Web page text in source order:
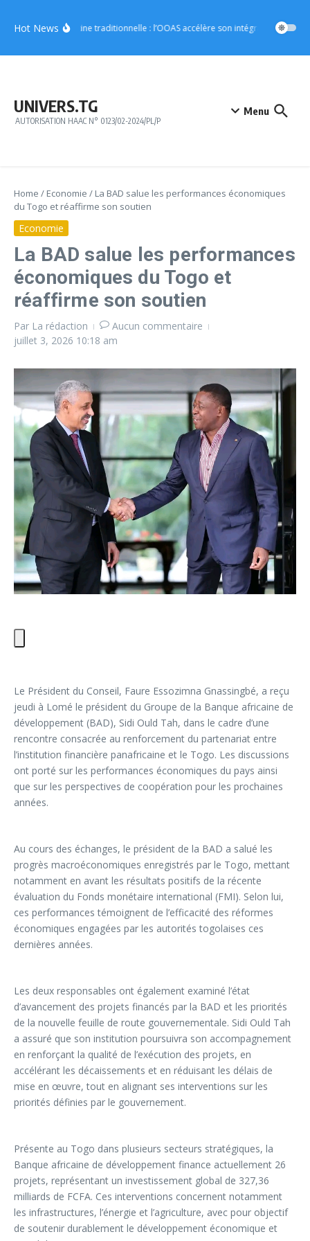
Hot NewsMédecine traditionnelle : l’OOAS accélère son intégration dans
UNIVERS.TG
AUTORISATION HAAC N° 0123/02-2024/PL/P
Menu
Home / Economie / La BAD salue les performances économiques
du Togo et réaffirme son soutien
Economie
La BAD salue les performances
économiques du Togo et
réaffirme son soutien
Par La rédaction
Aucun commentaire
juillet 3, 2026 10:18 am
Le Président du Conseil, Faure Essozimna Gnassingbé, a reçu
jeudi à Lomé le président du Groupe de la Banque africaine de
développement (BAD), Sidi Ould Tah, dans le cadre d’une
rencontre consacrée au renforcement du partenariat entre
l’institution financière panafricaine et le Togo. Les discussions
ont porté sur les performances économiques du pays ainsi
que sur les perspectives de coopération pour les prochaines
années.
Au cours des échanges, le président de la BAD a salué les
progrès macroéconomiques enregistrés par le Togo, mettant
notamment en avant les résultats positifs de la récente
évaluation du Fonds monétaire international (FMI). Selon lui,
ces performances témoignent de l’efficacité des réformes
économiques engagées par les autorités togolaises ces
dernières années.
Les deux responsables ont également examiné l’état
d’avancement des projets financés par la BAD et les priorités
de la nouvelle feuille de route gouvernementale. Sidi Ould Tah
a assuré que son institution poursuivra son accompagnement
en renforçant la qualité de l’exécution des projets, en
accélérant les décaissements et en réduisant les délais de
mise en œuvre, tout en alignant ses interventions sur les
priorités définies par le gouvernement.
Présente au Togo dans plusieurs secteurs stratégiques, la
Banque africaine de développement finance actuellement 26
projets, représentant un investissement global de 327,36
milliards de FCFA. Ces interventions concernent notamment
les infrastructures, l’énergie et l’agriculture, avec pour objectif
de soutenir durablement le développement économique et